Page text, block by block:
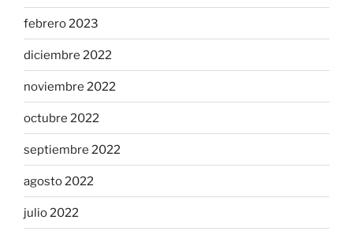
febrero 2023
diciembre 2022
noviembre 2022
octubre 2022
septiembre 2022
agosto 2022
julio 2022